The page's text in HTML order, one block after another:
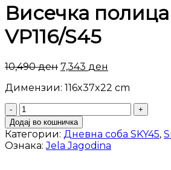
Висечка полица
VP116/S45
10,490ден 7,343 ден
Димензии: 116x37x22 cm
Висечка
полица
SKY45
VP116/S45
Додај во кошничка
Категории: Дневна соба SKY45,
Ознака:Jela Jagodina